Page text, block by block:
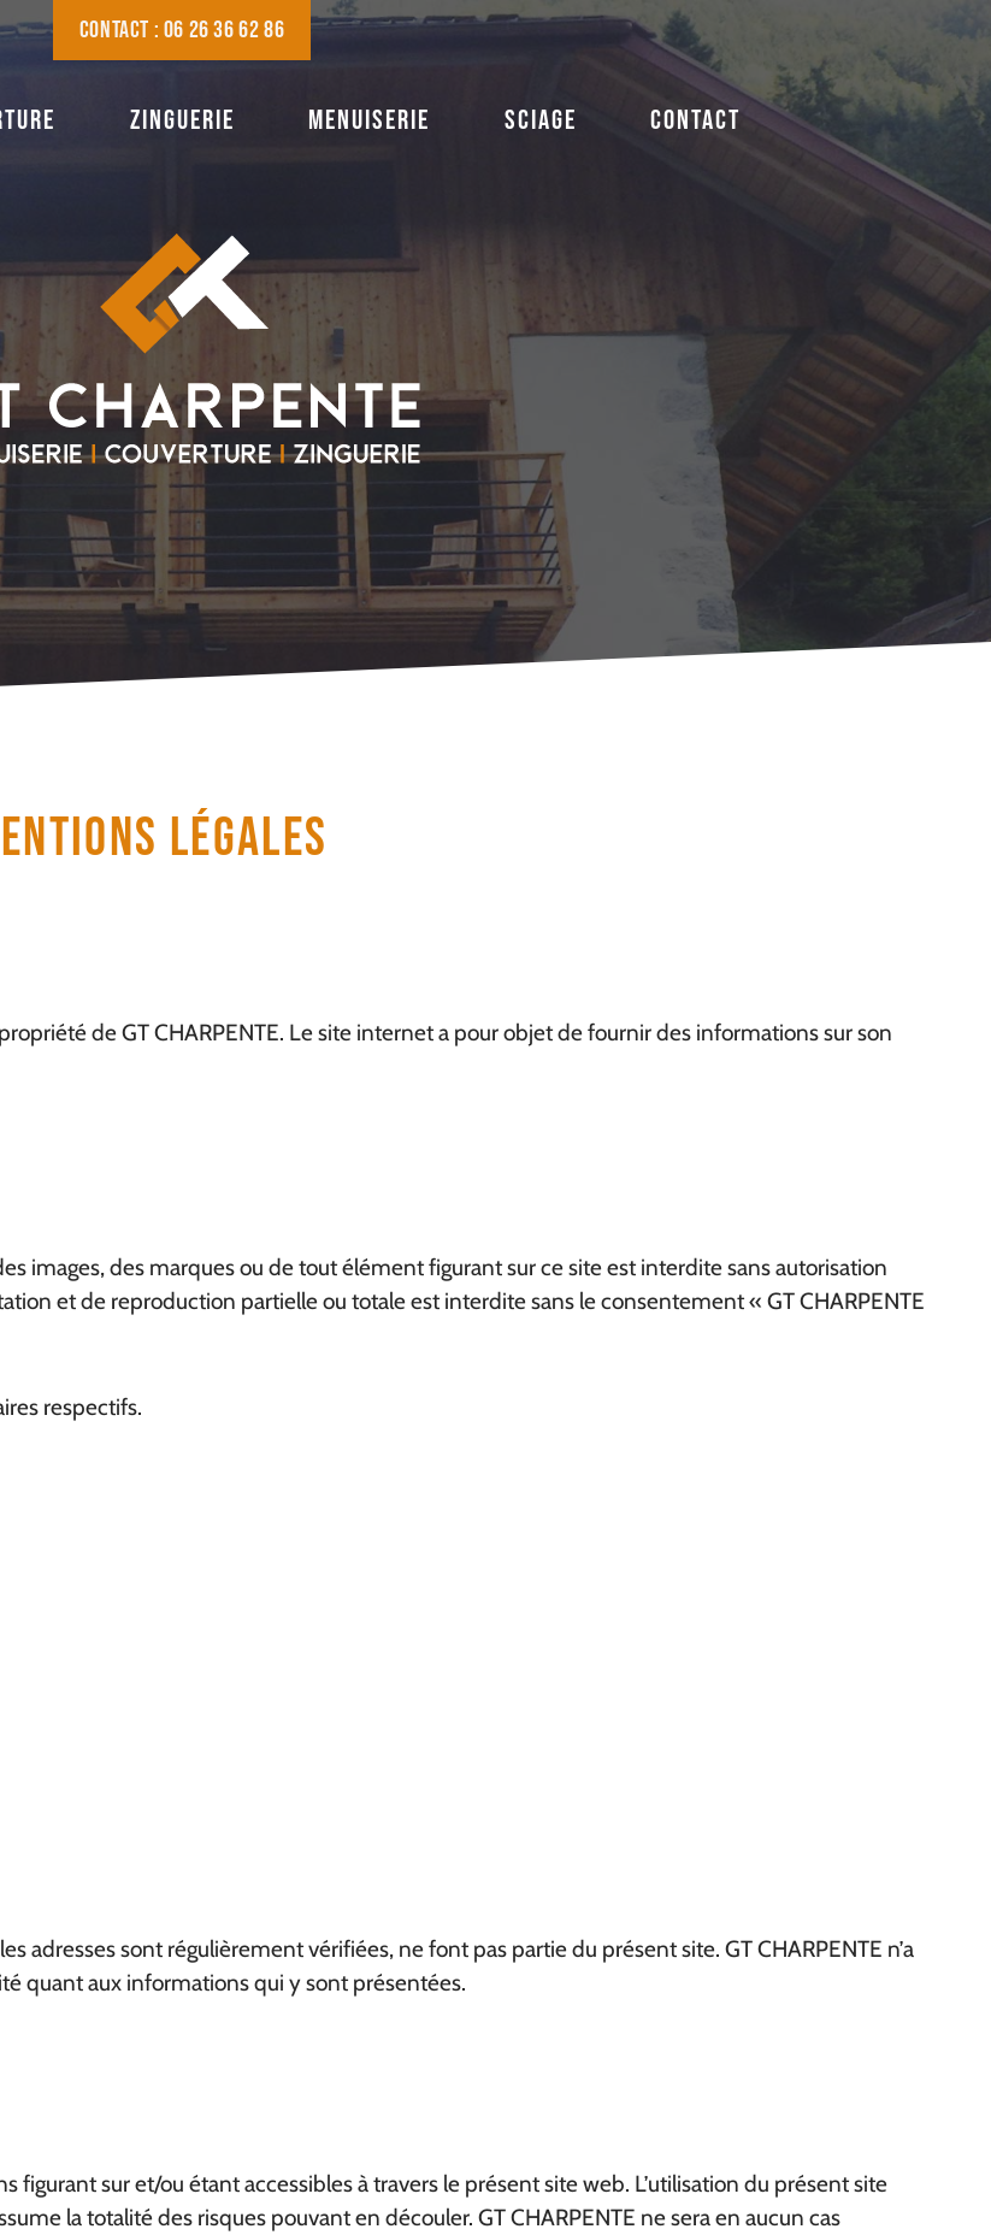
CONTACT : 06 26 36 62 86
ZINGUERIE MENUISERIE SCIAGE CONTACT
LÉgales
de GT CHARPENTE. Le site internet a pour objet de fournir des informations sur son
images, des marques ou de tout élément figurant sur ce site est interdite sans autorisation
et de reproduction partielle ou totale est interdite sans le consentement « GT CHARPENTE
respectifs.
adresses sont régulièrement vérifiées, ne font pas partie du présent site. GT CHARPENTE n’a
quant aux informations qui y sont présentées.
figurant sur et/ou étant accessibles à travers le présent site web. L’utilisation du présent site
la totalité des risques pouvant en découler. GT CHARPENTE ne sera en aucun cas